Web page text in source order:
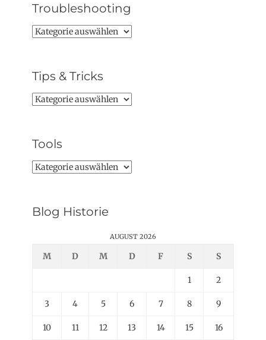
Troubleshooting
Troubleshooting
Tips & Tricks
Tips
Tools
Tools
Blog Historie
AUGUST 2026
M D M D F S S
1 2
3 4 5 6 7 8 9
10 11 12 13 14 15 16